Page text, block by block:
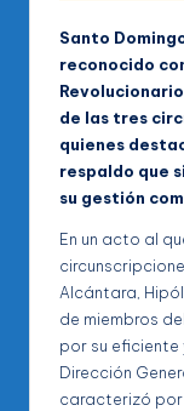
Santo
reconocido
de las tres
quienes
respaldo que
su gestión
En un acto al
Alcántara,
de miembros
por su
Dirección
caracterizó